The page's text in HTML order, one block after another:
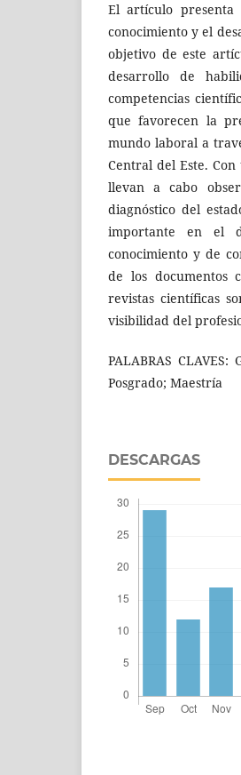
El artículo
conocimiento y el
objetivo de este
desarrollo de
competencias
que favorecen la
mundo laboral a
Central del Este.
llevan a cabo
diagnóstico del
importante en el
conocimiento y de
de los documentos
revistas científicas
visibilidad del
PALABRAS
Posgrado; Maestría
DESCARGAS